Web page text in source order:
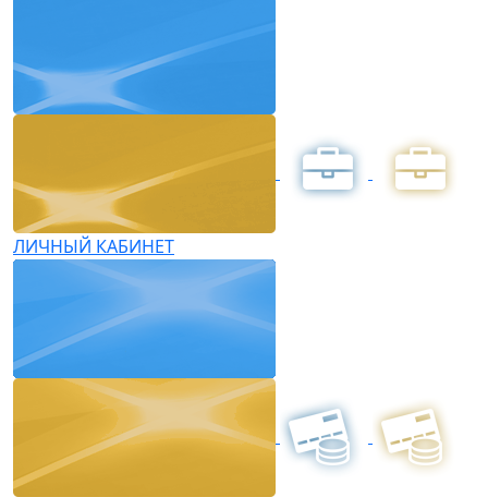
ЛИЧНЫЙ КАБИНЕТ